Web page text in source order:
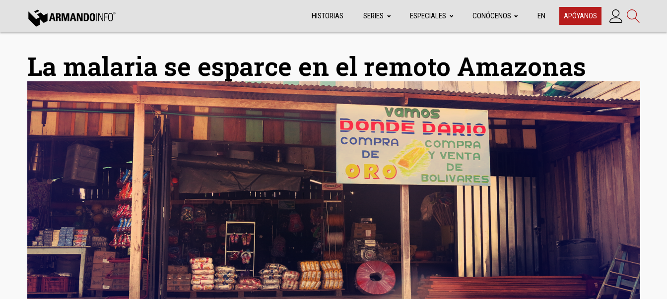
HISTORIAS SERIES ESPECIALES CONÓCENOS EN APÓYANOS
La malaria se esparce en el remoto Amazonas